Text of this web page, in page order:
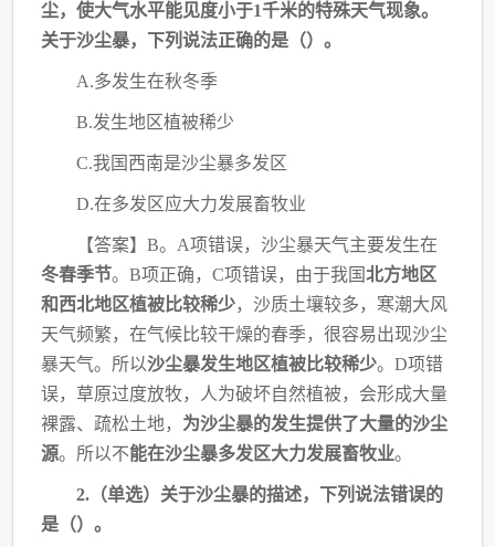
尘，使大气水平能见度小于1千米的特殊天气现象。
关于沙尘暴，下列说法正确的是（）。
A.多发生在秋冬季
B.发生地区植被稀少
C.我国西南是沙尘暴多发区
D.在多发区应大力发展畜牧业
【答案】B。A项错误，沙尘暴天气主要发生在
冬春季节。B项正确，C项错误，由于我国北方地区
和西北地区植被比较稀少，沙质土壤较多，寒潮大风
天气频繁，在气候比较干燥的春季，很容易出现沙尘
暴天气。所以沙尘暴发生地区植被比较稀少。D项错
误，草原过度放牧，人为破坏自然植被，会形成大量
裸露、疏松土地， 为沙尘暴的发生提供了大量的沙尘
源。所以不能在沙尘暴多发区大力发展畜牧业。
2.（单选）关于沙尘暴的描述，下列说法错误的
是（）。